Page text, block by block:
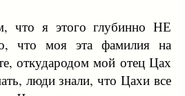
что я этого глубинно НЕ
что моя эта фамилия на
откудародом мой отец Цах
люди знали, что Цахи все